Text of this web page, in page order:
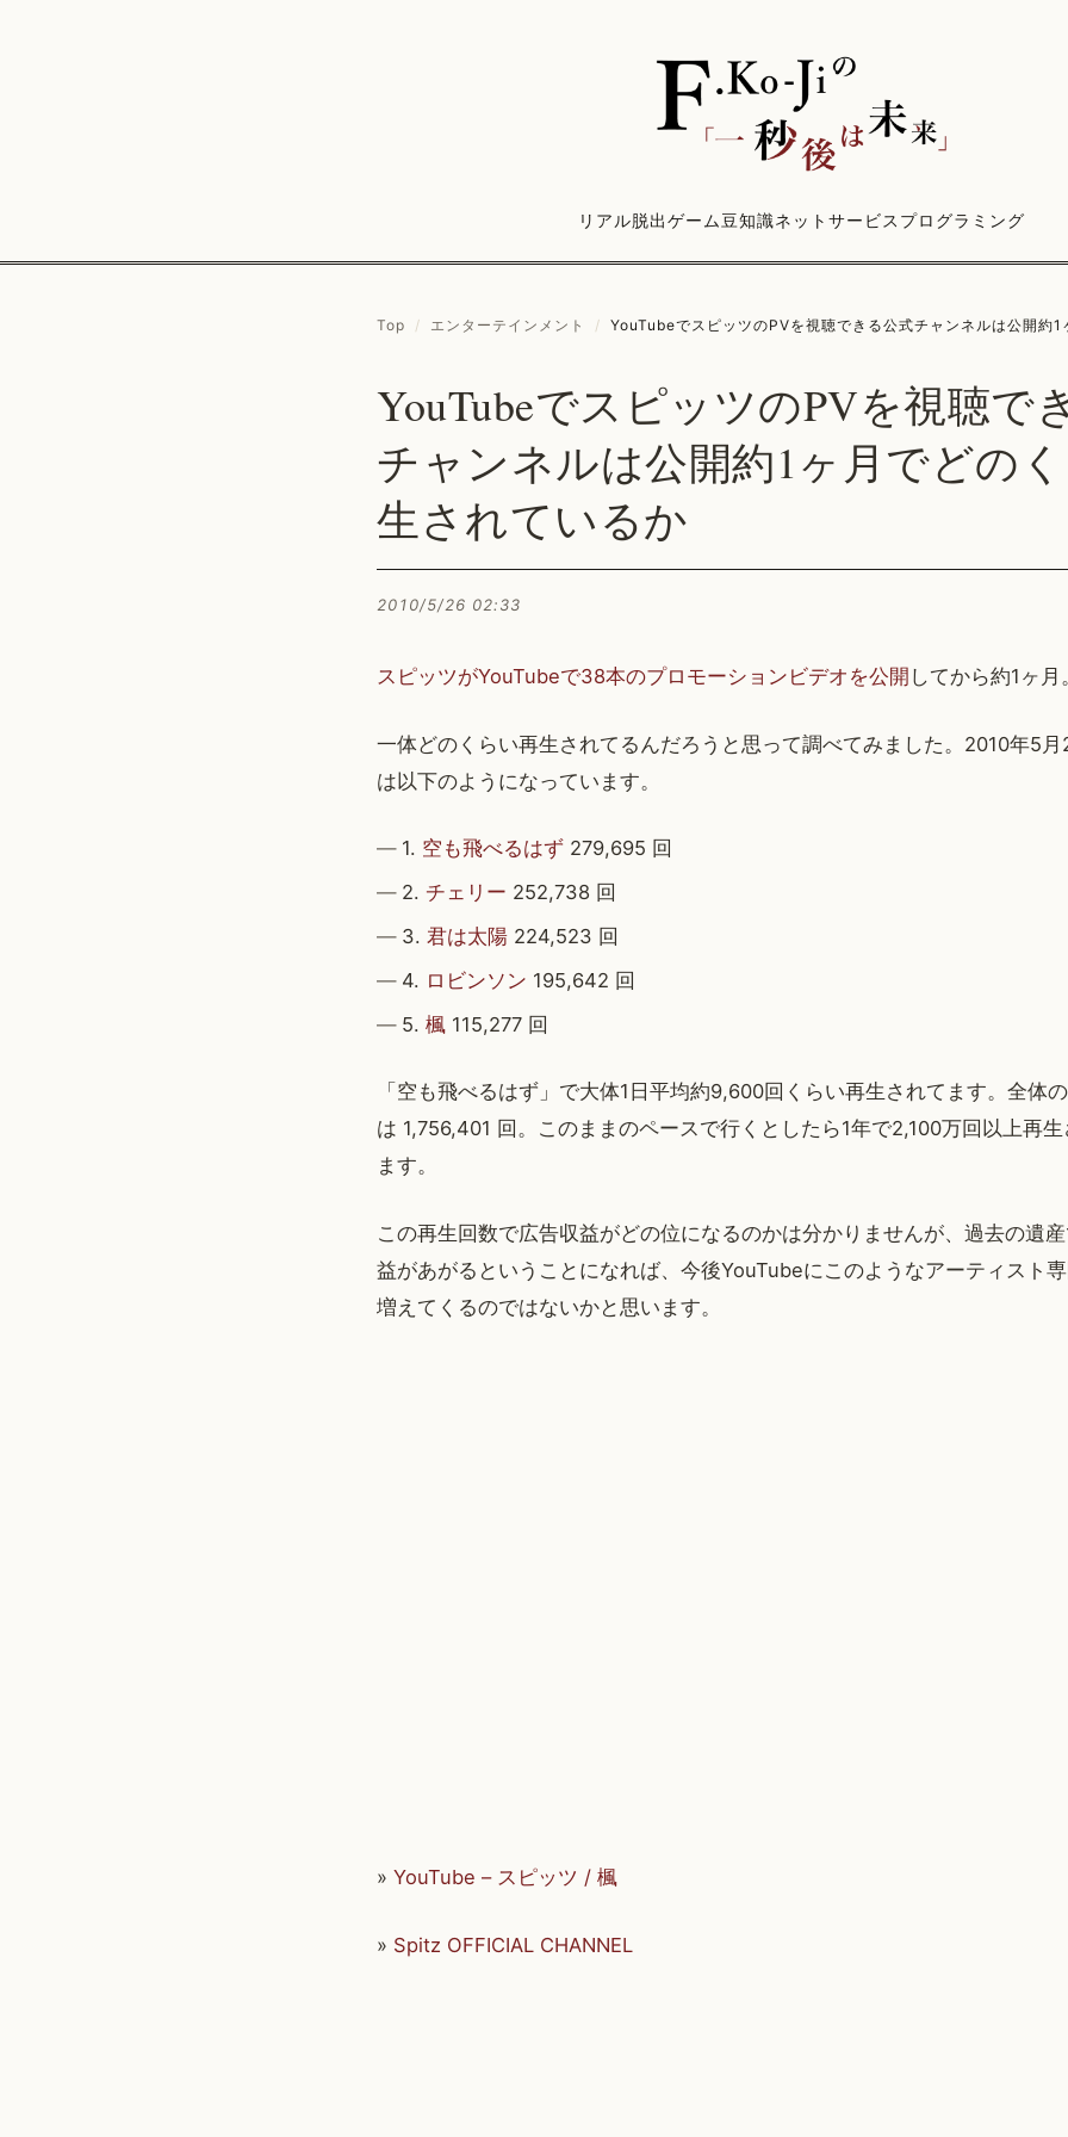
リアル脱出ゲーム豆知識ネットサービス プログラミング
Top / エンターテインメント / YouTubeでスピッツのPVを視聴できる公式チャンネルは公開約1ヶ月でどの
YouTubeでスピッツのPVを視聴で
チャンネルは公開約1ヶ月でどの
生されているか
2010/5/26 02:33
スピッツがYouTubeで38本のプロモーションビデオを公開 してから約1ヶ月。
一体どのくらい再生されてるんだろうと思って調べてみました。2010年5
は以下のようになっています。
1. 空も飛べるはず 279,695 回
2. チェリー 252,738 回
3.君は太陽 224,523 回
4. ロビンソン 195,642 回
5.楓 115,277 回
「空も飛べるはず」で大体1日平均約9,600回くらい再生されてます。全体
は 1,756,401 回。このままのペースで行くとしたら1年で2,100万回以上再生
ます。
この再生回数で広告収益がどの位になるのかは分かりませんが、過去の遺
益があがるということになれば、今後YouTubeにこのようなアーティスト
増えてくるのではないかと思います。
» YouTube – スピッツ / 楓
» Spitz OFFICIAL CHANNEL